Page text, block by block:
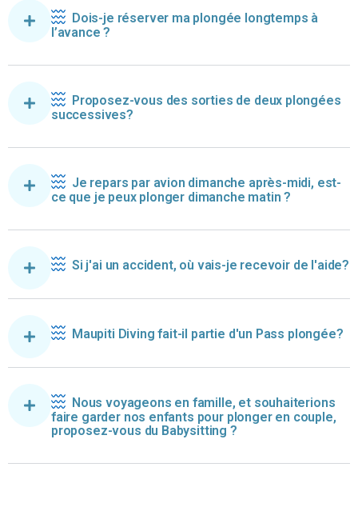
Dois-je réserver ma plongée longtemps à
l’avance ?
Proposez-vous des sorties de deux plongées
successives?
Je repars par avion dimanche après-midi, est-
ce que je peux plonger dimanche matin ?
Si j'ai un accident, où vais-je recevoir de l'aide?
Maupiti Diving fait-il partie d'un Pass plongée?
Nous voyageons en famille, et souhaiterions
faire garder nos enfants pour plonger en couple,
proposez-vous du Babysitting ?